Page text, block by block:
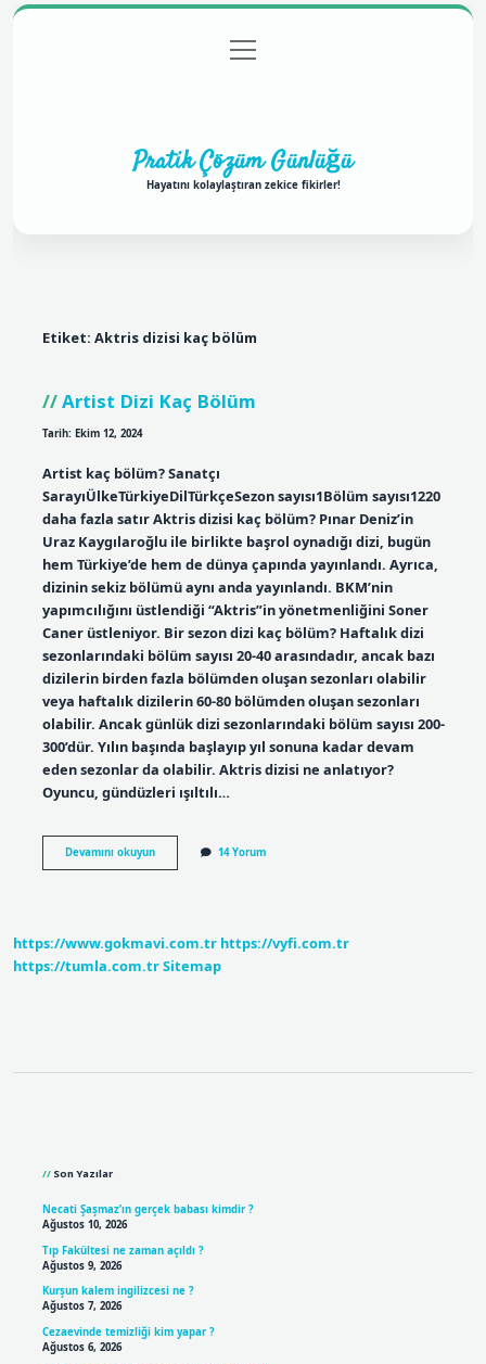
Gizlilik Politikası
menüyü
aç
Pratik Çözüm Günlüğü
Hayatını kolaylaştıran zekice fikirler!
Etiket: Aktris dizisi kaç bölüm
Artist Dizi Kaç Bölüm
Tarih: Ekim 12, 2024
Artist kaç bölüm? Sanatçı
SarayıÜlkeTürkiyeDilTürkçeSezon sayısı1Bölüm sayısı1220
daha fazla satır Aktris dizisi kaç bölüm? Pınar Deniz’in
Uraz Kaygılaroğlu ile birlikte başrol oynadığı dizi, bugün
hem Türkiye’de hem de dünya çapında yayınlandı. Ayrıca,
dizinin sekiz bölümü aynı anda yayınlandı. BKM’nin
yapımcılığını üstlendiği “Aktris”in yönetmenliğini Soner
Caner üstleniyor. Bir sezon dizi kaç bölüm? Haftalık dizi
sezonlarındaki bölüm sayısı 20-40 arasındadır, ancak bazı
dizilerin birden fazla bölümden oluşan sezonları olabilir
veya haftalık dizilerin 60-80 bölümden oluşan sezonları
olabilir. Ancak günlük dizi sezonlarındaki bölüm sayısı 200-
300’dür. Yılın başında başlayıp yıl sonuna kadar devam
eden sezonlar da olabilir. Aktris dizisi ne anlatıyor?
Oyuncu, gündüzleri ışıltılı…
Devamını okuyunArtist
Dizi
14 Yorum
https://www.gokmavi.com.tr https://vyfi.com.tr
https://tumla.com.trSitemap
Son Yazılar
Necati Şaşmaz’ın gerçek babası kimdir ?
Ağustos 10, 2026
Tıp Fakültesi ne zaman açıldı ?
Ağustos 9, 2026
Kurşun kalem ingilizcesi ne ?
Ağustos 7, 2026
Cezaevinde temizliği kim yapar ?
Ağustos 6, 2026